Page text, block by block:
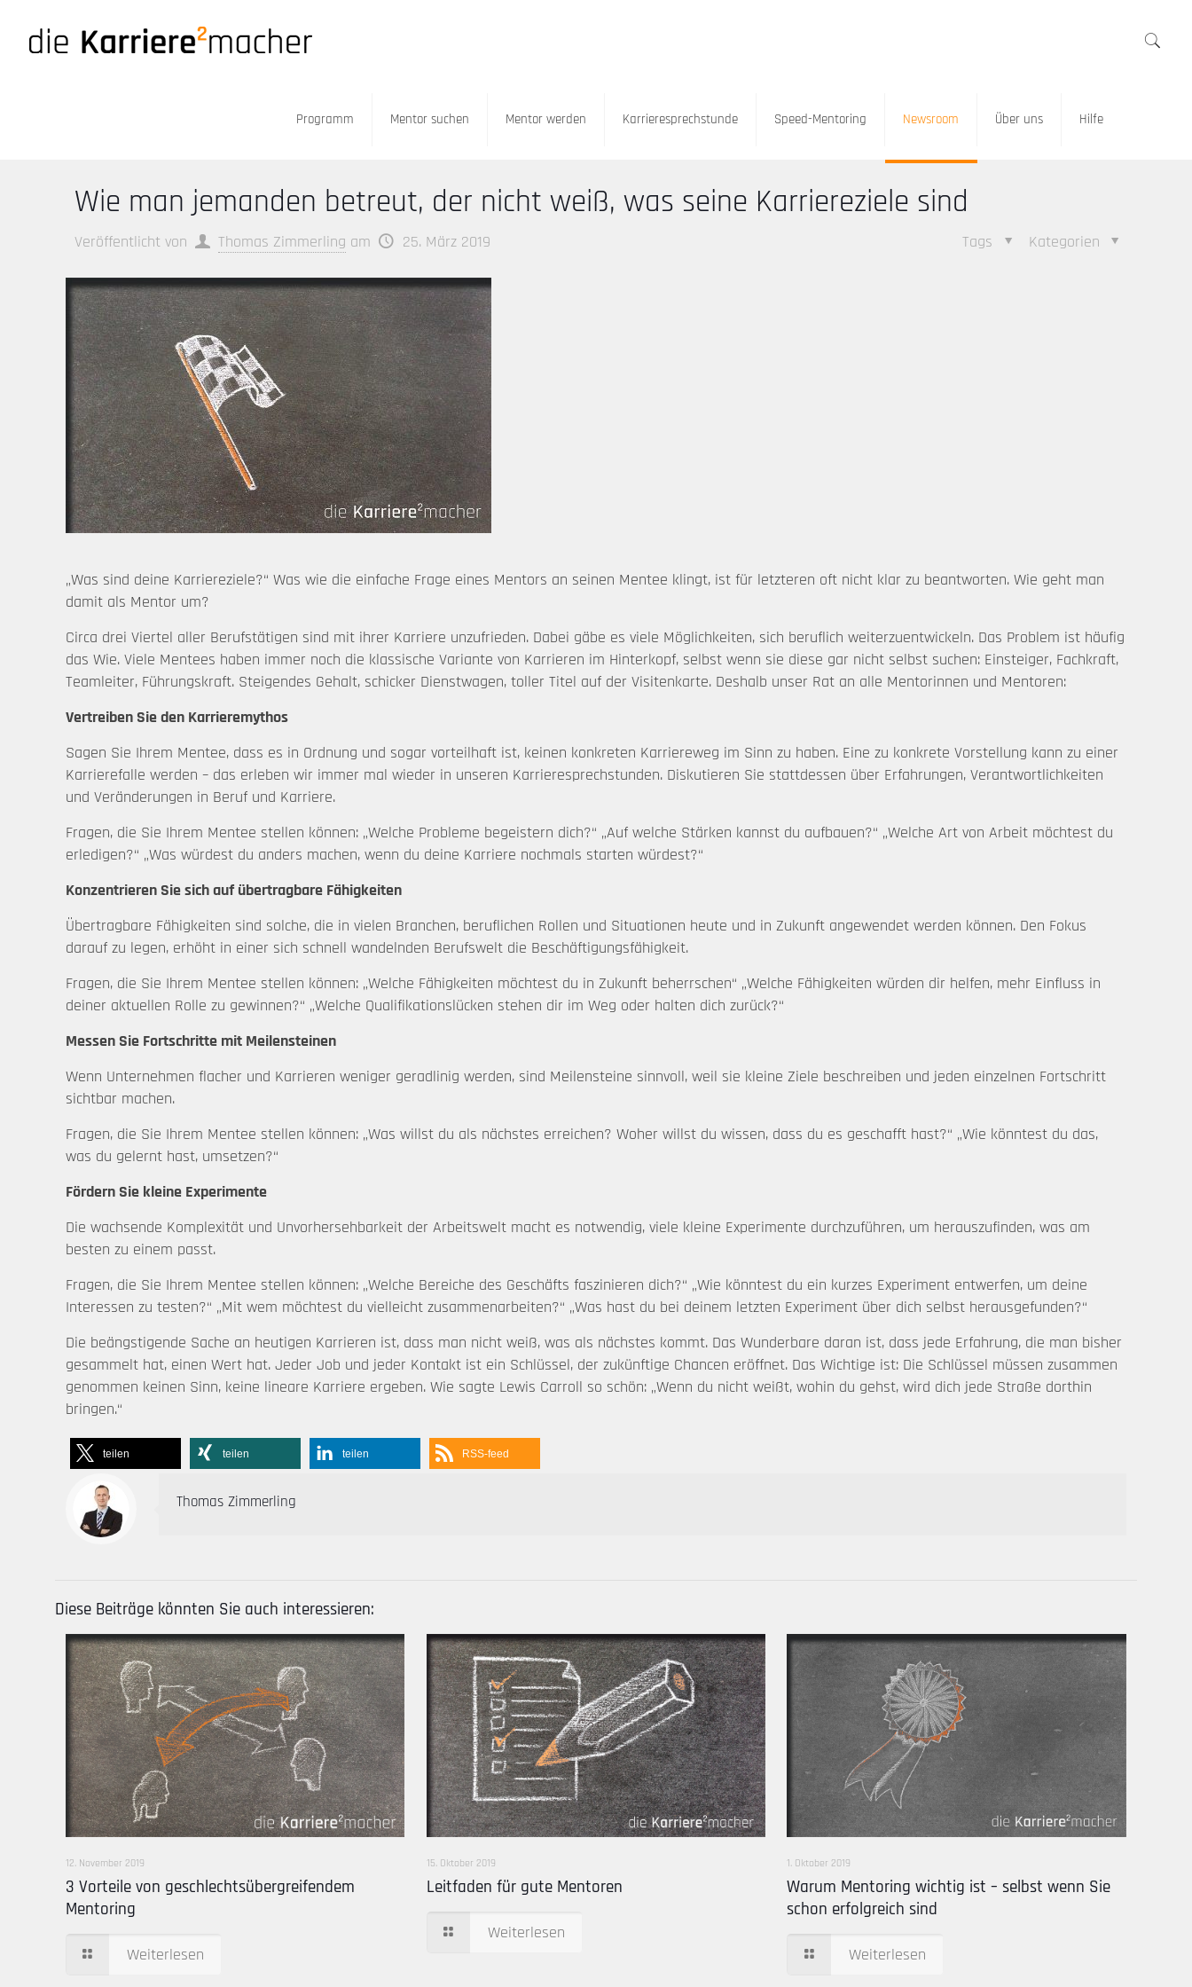
Programm Mentor suchen Mentor werden Karrieresprechstunde Speed-Mentoring Newsroom Über uns Hilfe
Wie man jemanden betreut, der nicht weiß, was seine Karriereziele sind
Veröffentlicht von Thomas Zimmerling am 25. März 2019 Kategorien
Tags
„Was sind deine Karriereziele?“ Was wie die einfache Frage eines Mentors an seinen Mentee klingt, ist für letzteren oft nicht klar zu beantworten. Wie geht man
damit als Mentor um?
Circa drei Viertel aller Berufstätigen sind mit ihrer Karriere unzufrieden. Dabei gäbe es viele Möglichkeiten, sich beruflich weiterzuentwickeln. Das Problem ist häufig
das Wie. Viele Mentees haben immer noch die klassische Variante von Karrieren im Hinterkopf, selbst wenn sie diese gar nicht selbst suchen: Einsteiger, Fachkraft,
Teamleiter, Führungskraft. Steigendes Gehalt, schicker Dienstwagen, toller Titel auf der Visitenkarte. Deshalb unser Rat an alle Mentorinnen und Mentoren:
Vertreiben Sie den Karrieremythos
Sagen Sie Ihrem Mentee, dass es in Ordnung und sogar vorteilhaft ist, keinen konkreten Karriereweg im Sinn zu haben. Eine zu konkrete Vorstellung kann zu einer
Karrierefalle werden – das erleben wir immer mal wieder in unseren Karrieresprechstunden. Diskutieren Sie stattdessen über Erfahrungen, Verantwortlichkeiten
und Veränderungen in Beruf und Karriere.
Fragen, die Sie Ihrem Mentee stellen können: „Welche Probleme begeistern dich?“ „Auf welche Stärken kannst du aufbauen?“ „Welche Art von Arbeit möchtest du
erledigen?“ „Was würdest du anders machen, wenn du deine Karriere nochmals starten würdest?“
Konzentrieren Sie sich auf übertragbare Fähigkeiten
Übertragbare Fähigkeiten sind solche, die in vielen Branchen, beruflichen Rollen und Situationen heute und in Zukunft angewendet werden können. Den Fokus
darauf zu legen, erhöht in einer sich schnell wandelnden Berufswelt die Beschäftigungsfähigkeit.
Fragen, die Sie Ihrem Mentee stellen können: „Welche Fähigkeiten möchtest du in Zukunft beherrschen“ „Welche Fähigkeiten würden dir helfen, mehr Einfluss in
deiner aktuellen Rolle zu gewinnen?“ „Welche Qualifikationslücken stehen dir im Weg oder halten dich zurück?“
Messen Sie Fortschritte mit Meilensteinen
Wenn Unternehmen flacher und Karrieren weniger geradlinig werden, sind Meilensteine sinnvoll, weil sie kleine Ziele beschreiben und jeden einzelnen Fortschritt
sichtbar machen.
Fragen, die Sie Ihrem Mentee stellen können: „Was willst du als nächstes erreichen? Woher willst du wissen, dass du es geschafft hast?“ „Wie könntest du das,
was du gelernt hast, umsetzen?“
Fördern Sie kleine Experimente
Die wachsende Komplexität und Unvorhersehbarkeit der Arbeitswelt macht es notwendig, viele kleine Experimente durchzuführen, um herauszufinden, was am
besten zu einem passt.
Fragen, die Sie Ihrem Mentee stellen können: „Welche Bereiche des Geschäfts faszinieren dich?“ „Wie könntest du ein kurzes Experiment entwerfen, um deine
Interessen zu testen?“ „Mit wem möchtest du vielleicht zusammenarbeiten?“ „Was hast du bei deinem letzten Experiment über dich selbst herausgefunden?“
Die beängstigende Sache an heutigen Karrieren ist, dass man nicht weiß, was als nächstes kommt. Das Wunderbare daran ist, dass jede Erfahrung, die man bisher
gesammelt hat, einen Wert hat. Jeder Job und jeder Kontakt ist ein Schlüssel, der zukünftige Chancen eröffnet. Das Wichtige ist: Die Schlüssel müssen zusammen
genommen keinen Sinn, keine lineare Karriere ergeben. Wie sagte Lewis Carroll so schön: „Wenn du nicht weißt, wohin du gehst, wird dich jede Straße dorthin
bringen.“
teilen teilen teilen RSS-feed
Thomas Zimmerling
Diese Beiträge könnten Sie auch interessieren:
12. November 2019
3 Vorteile von geschlechtsübergreifendem
Mentoring
Weiterlesen
15. Oktober 2019
Leitfaden für gute Mentoren
Weiterlesen
1. Oktober 2019
Warum Mentoring wichtig ist – selbst wenn Sie
schon erfolgreich sind
Weiterlesen